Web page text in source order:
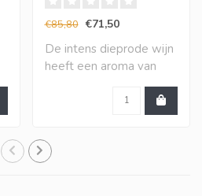
€85,80 €71,50
De intens dieprode wijn
heeft een aroma van